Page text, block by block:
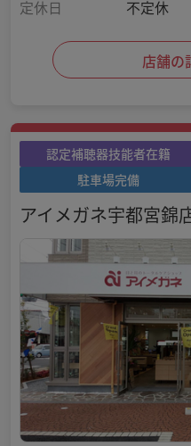
定休日
不定休
店舗の
認定補聴器技能者在籍
駐車場完備
アイメガネ宇都宮錦